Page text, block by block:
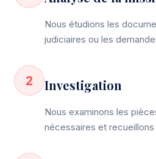
Nous étudions les
judiciaires ou les
2 Investigation
Nous examinons les
nécessaires et